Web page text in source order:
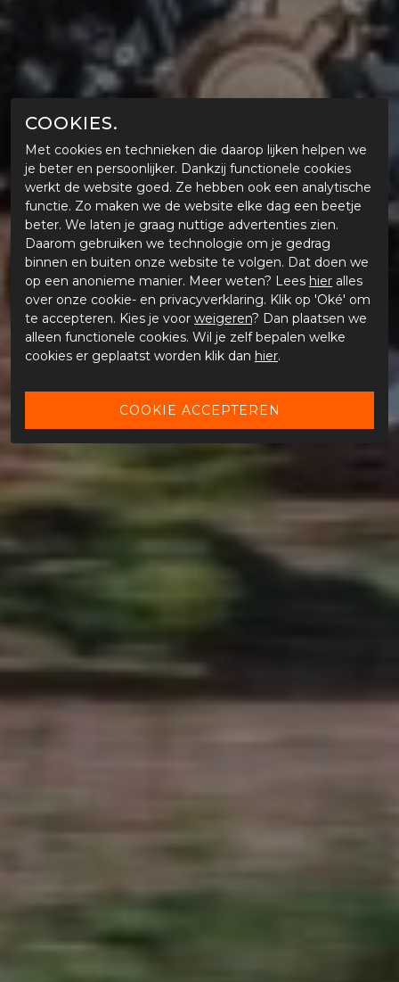
COOKIES.
Met cookies en technieken die daarop lijken helpen we
je beter en persoonlijker. Dankzij functionele cookies
werkt de website goed. Ze hebben ook een analytische
functie. Zo maken we de website elke dag een beetje
beter. We laten je graag nuttige advertenties zien.
Daarom gebruiken we technologie om je gedrag
binnen en buiten onze website te volgen. Dat doen we
op een anonieme manier. Meer weten? Lees hier alles
over onze cookie- en privacyverklaring. Klik op 'Oké' om
te accepteren. Kies je voor weigeren? Dan plaatsen we
alleen functionele cookies. Wil je zelf bepalen welke
cookies er geplaatst worden klik dan hier.